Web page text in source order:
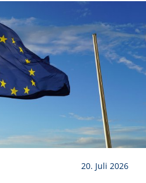
20. Juli 2026